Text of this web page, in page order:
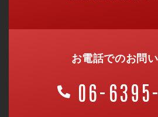
お電話でのお問
06-